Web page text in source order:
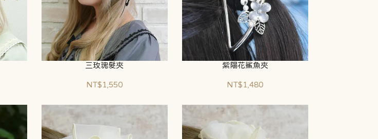
三玫瑰髮夾
NT$1,550
紫陽花鯊魚夾
NT$1,480